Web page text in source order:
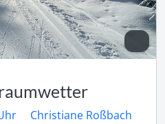
Christiane Roßbach